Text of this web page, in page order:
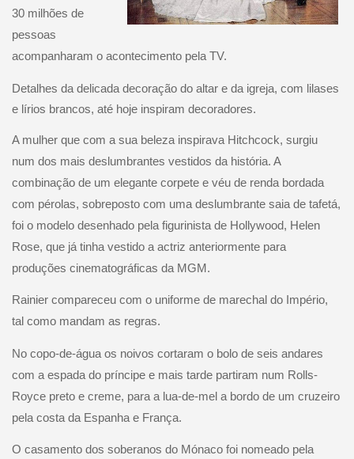
30 milhões de
pessoas
acompanharam o acontecimento pela TV.
Detalhes da delicada decoração do altar e da igreja, com lilases
e lírios brancos, até hoje inspiram decoradores.
A mulher que com a sua beleza inspirava Hitchcock, surgiu
num dos mais deslumbrantes vestidos da história. A
combinação de um elegante corpete e véu de renda bordada
com pérolas, sobreposto com uma deslumbrante saia de tafetá,
foi o modelo desenhado pela figurinista de Hollywood, Helen
Rose, que já tinha vestido a actriz anteriormente para
produções cinematográficas da MGM.
Rainier compareceu com o uniforme de marechal do Império,
tal como mandam as regras.
No copo-de-água os noivos cortaram o bolo de seis andares
com a espada do príncipe e mais tarde partiram num Rolls-
Royce preto e creme, para a lua-de-mel a bordo de um cruzeiro
pela costa da Espanha e França.
O casamento dos soberanos do Mónaco foi nomeado pela